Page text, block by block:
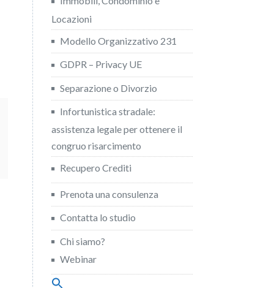
Locazioni
Modello Organizzativo 231
GDPR – Privacy UE
Separazione o Divorzio
Infortunistica stradale:
assistenza legale per ottenere il
congruo risarcimento
Recupero Crediti
Prenota una consulenza
Contatta lo studio
Chi siamo?
Webinar